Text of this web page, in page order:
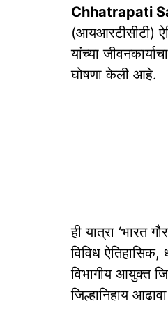
Chhatrapati
(आयआरटीसीटी)
यांच्या
घोषणा केली आहे.
ही यात्रा ‘भारत
विविध
विभागीय आयुक्त
जिल्हानिहाय